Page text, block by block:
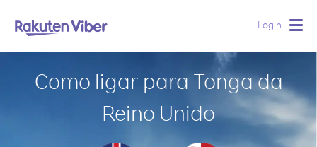
Login
Como ligar para Tonga da
Reino Unido